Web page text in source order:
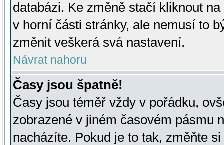
databázi. Ke změně stačí kliknout
v horní části stránky, ale nemusí to
změnit veškerá svá nastavení.
Návrat nahoru
Časy jsou špatně!
Časy jsou téměř vždy v pořádku,
zobrazené v jiném časovém pásmu
nacházíte. Pokud je to tak, změňte